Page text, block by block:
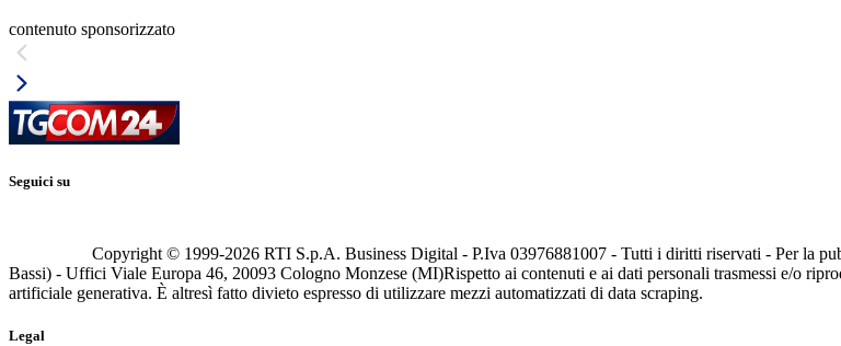
contenuto sponsorizzato
Seguici su
Copyright © 1999-2026 RTI S.p.A. Business Digital - P.Iva 03976881007 - Tutti i diritti riservati - Per la
Bassi) - Uffici Viale Europa 46, 20093 Cologno Monzese (MI)Rispetto ai contenuti e ai dati personali trasmessi e/o
artificiale generativa. È altresì fatto divieto espresso di utilizzare mezzi automatizzati di data scraping.
Legal